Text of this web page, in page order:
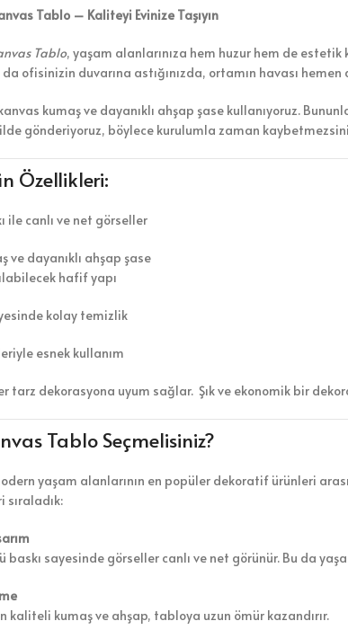
Tablo – Kaliteyi Evinize Taşıyın
Tablo, yaşam alanlarınıza hem huzur hem de
ofisinizin duvarına astığınızda, ortamın havası hemen
kumaş ve dayanıklı ahşap şase kullanıyoruz.
gönderiyoruz, böylece kurulumla zaman
Özellikleri:
canlı ve net görseller
ve dayanıklı ahşap şase
hafif yapı
kolay temizlik
esnek kullanım
tarz dekorasyona uyum sağlar. Şık ve ekonomik bir
Tablo Seçmelisiniz?
yaşam alanlarının en popüler dekoratif ürünleri
sıraladık:
baskı sayesinde görseller canlı ve net görünür. Bu da
kaliteli kumaş ve ahşap, tabloya uzun ömür kazandırır.